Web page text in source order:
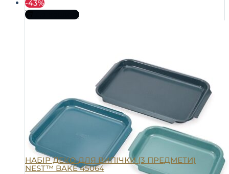
-43%
До кошика
НАБІР ДЕКО ДЛЯ ВИПІЧКИ (3 ПРЕДМЕТИ)
NEST™ BAKE 45064